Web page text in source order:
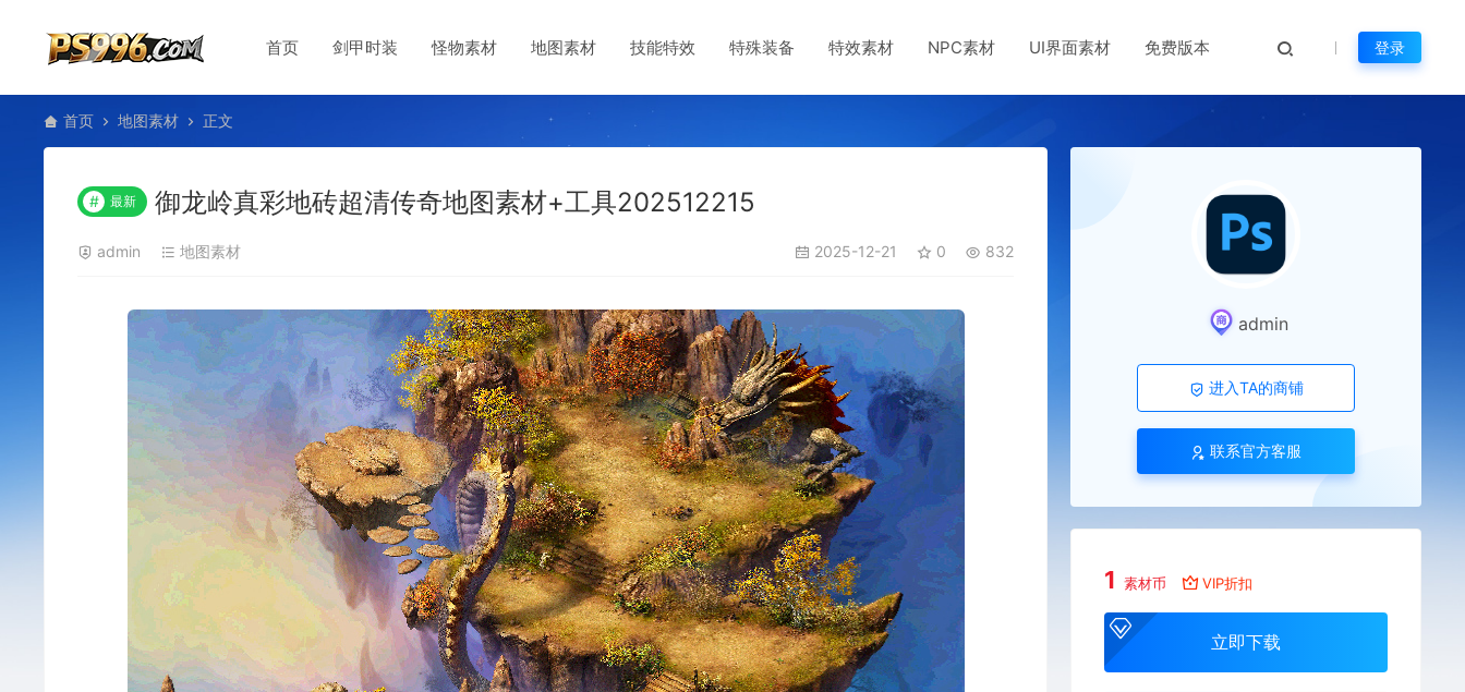
首页 剑甲时装 怪物素材 地图素材 技能特效 特殊装备 特效素材 NPC素材 UI界面素材 免费版本 登录
首页 地图素材 正文
# 最新 御龙岭真彩地砖超清传奇地图素材+工具202512215
admin 地图素材 2025-12-21 0 832
admin
进入TA的商铺
联系官方客服
1 素材币 VIP折扣
立即下载